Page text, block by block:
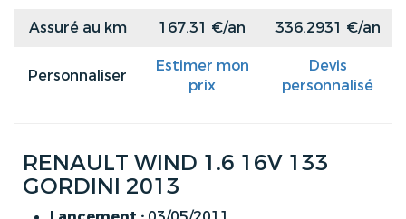
Assuré au km
167.31 €/an 336.2931 €/an
Personnaliser
Estimer mon
prix
Devis
personnalisé
RENAULT WIND 1.6 16V 133
GORDINI 2013